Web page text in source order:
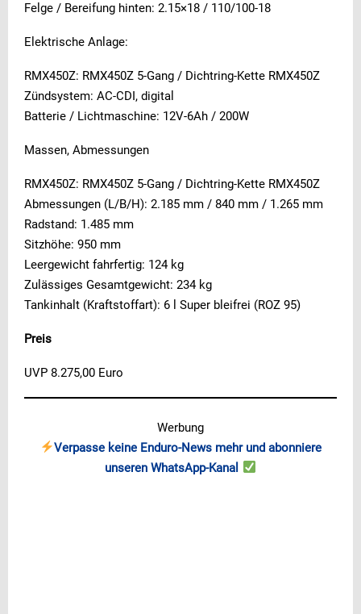
Felge / Bereifung hinten: 2.15×18 / 110/100-18
Elektrische Anlage:
RMX450Z: RMX450Z 5-Gang / Dichtring-Kette RMX450Z
Zündsystem: AC-CDI, digital
Batterie / Lichtmaschine: 12V-6Ah / 200W
Massen, Abmessungen
RMX450Z: RMX450Z 5-Gang / Dichtring-Kette RMX450Z
Abmessungen (L/B/H): 2.185 mm / 840 mm / 1.265 mm
Radstand: 1.485 mm
Sitzhöhe: 950 mm
Leergewicht fahrfertig: 124 kg
Zulässiges Gesamtgewicht: 234 kg
Tankinhalt (Kraftstoffart): 6 l Super bleifrei (ROZ 95)
Preis
UVP 8.275,00 Euro
Werbung
Verpasse keine Enduro-News mehr und abonniere
unseren WhatsApp-Kanal